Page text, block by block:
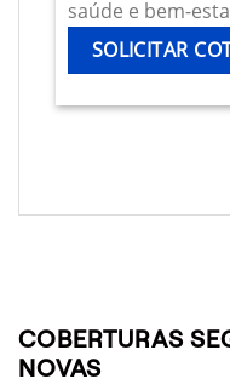
saúde e bem-
SOLICITAR
COBERTURAS
NOVAS